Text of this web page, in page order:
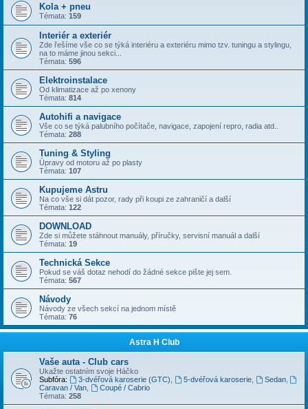
Kola + pneu
Témata: 159
Interiér a exteriér
Zde řešíme vše co se týká interiéru a exteriéru mimo tzv. tuningu a stylingu,
na to máme jinou sekci...
Témata: 596
Elektroinstalace
Od klimatizace až po xenony
Témata: 814
Autohifi a navigace
Vše co se týká palubního počítače, navigace, zapojení repro, radia atd..
Témata: 288
Tuning & Styling
Úpravy od motoru až po plasty
Témata: 107
Kupujeme Astru
Na co vše si dát pozor, rady při koupi ze zahraničí a další
Témata: 122
DOWNLOAD
Zde si můžete stáhnout manuály, příručky, servisní manuál a další
Témata: 19
Technická Sekce
Pokud se váš dotaz nehodí do žádné sekce pište jej sem.
Témata: 567
Návody
Návody ze všech sekcí na jednom místě
Témata: 76
Astra H Club
Vaše auta - Club cars
Ukažte ostatním svoje Háčko
Subfóra:
3-dvéřová karoserie (GTC) 5-dvéřová karoserie, Sedan,
Caravan / Van
Coupé / Cabrio
Témata: 258